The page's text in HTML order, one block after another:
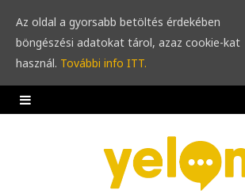
Az oldal a gyorsabb betöltés érdekében
böngészési adatokat tárol, azaz cookie-kat
használ. További info ITT.